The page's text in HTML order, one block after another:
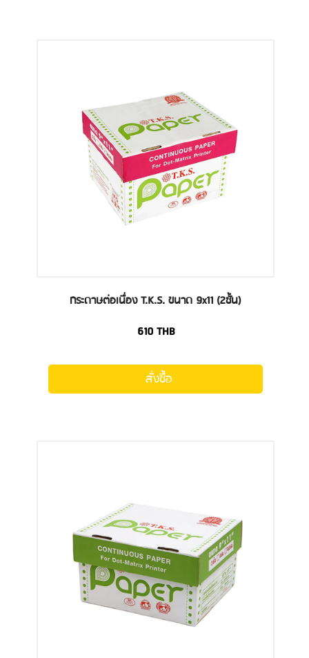
กระดาษต่อเนื่อง T.K.S. ขนาด 9x11 (2ชั้น)
610 THB
สั่งซื้อ